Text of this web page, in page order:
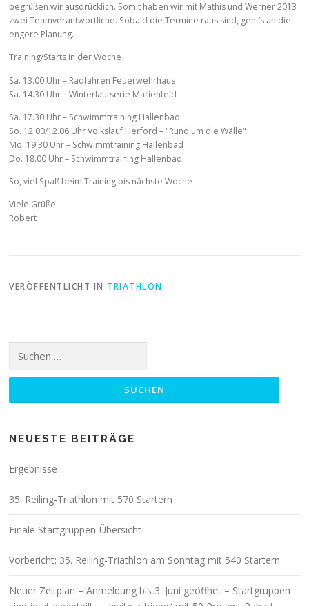
begrüßen wir ausdrücklich. Somit haben wir mit Mathis und Werner 2013
zwei Teamverantwortliche. Sobald die Termine raus sind, geht’s an die
engere Planung.
Training/Starts in der Woche
Sa. 13.00 Uhr – Radfahren Feuerwehrhaus
Sa. 14.30 Uhr – Winterlaufserie Marienfeld
Sa. 17.30 Uhr – Schwimmtraining Hallenbad
So. 12.00/12.06 Uhr Volkslauf Herford – "Rund um die Wälle"
Mo. 19.30 Uhr – Schwimmtraining Hallenbad
Do. 18.00 Uhr – Schwimmtraining Hallenbad
So, viel Spaß beim Training bis nächste Woche
Viele Grüße
Robert
VERÖFFENTLICHT IN TRIATHLON
nach:
NEUESTE BEITRÄGE
Ergebnisse
35. Reiling-Triathlon mit 570 Startern
Finale Startgruppen-Übersicht
Vorbericht: 35. Reiling-Triathlon am Sonntag mit 540 Startern
Neuer Zeitplan – Anmeldung bis 3. Juni geöffnet – Startgruppen